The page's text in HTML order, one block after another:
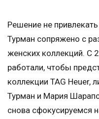
Решение не
Турман сопряжено с
женских коллекций. С
работали, чтобы
коллекции TAG Heuer,
Турман и Мария
снова сфокусируемся